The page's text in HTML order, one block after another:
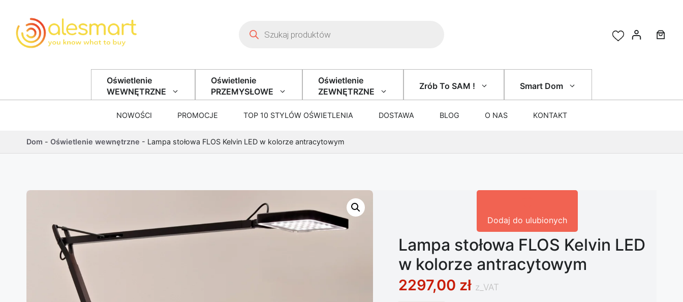
Oświetlenie
WEWNĘTRZNE
Oświetlenie
PRZEMYSŁOWE
Oświetlenie
ZEWNĘTRZNE
Zrób To SAM ! Smart Dom
NOWOŚCI PROMOCJE TOP 10 STYLÓW OŚWIETLENIA DOSTAWA BLOG O NAS KONTAKT
Dom - Oświetlenie wewnętrzne - Lampa stołowa FLOS Kelvin LED w kolorze antracytowym
Dodaj do ulubionych
Lampa stołowa FLOS Kelvin LED
w kolorze antracytowym
2297,00 zł z_VAT